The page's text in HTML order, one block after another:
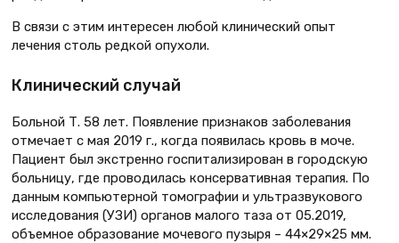
В связи с этим интересен любой клинический опыт
лечения столь редкой опухоли.
Клинический случай
Больной Т. 58 лет. Появление признаков заболевания
отмечает с мая 2019 г., когда появилась кровь в моче.
Пациент был экстренно госпитализирован в городскую
больницу, где проводилась консервативная терапия. По
данным компьютерной томографии и ультразвукового
исследования (УЗИ) органов малого таза от 05.2019,
объемное образование мочевого пузыря – 44×29×25 мм.